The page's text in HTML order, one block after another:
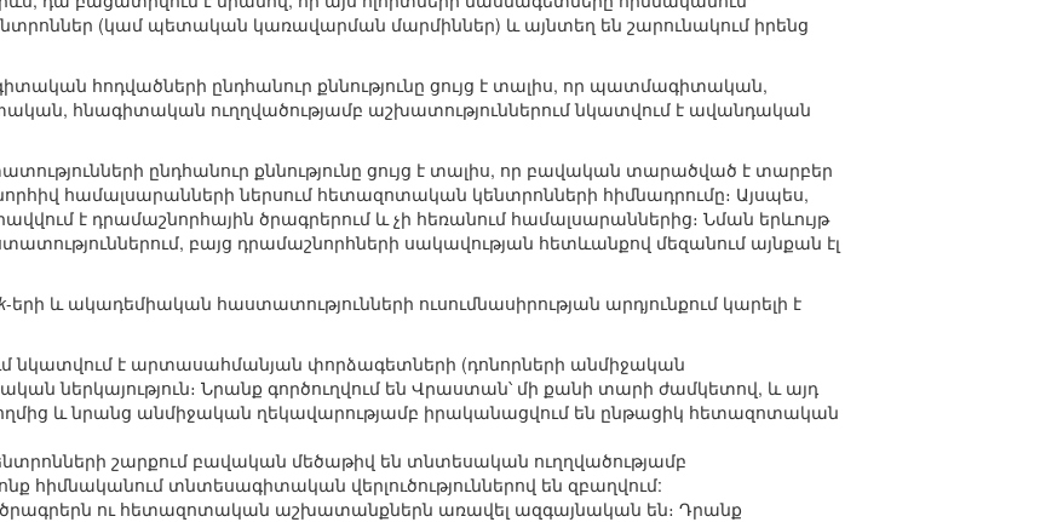
(կամ պետական կառավարման մարմիններ) և այնտեղ են շարունակում իրենց
հոդվածների ընդհանուր քննությունը ցույց է տալիս, որ պատմագիտական,
հնագիտական ուղղվածությամբ աշխատություններում նկատվում է ավանդական
ընդհանուր քննությունը ցույց է տալիս, որ բավական տարածված է տարբեր
համալսարանների ներսում հետազոտական կենտրոնների հիմնադրումը։ Այսպես,
է դրամաշնորհային ծրագրերում և չի հեռանում համալսարաններից։ Նման երևույթ
բայց դրամաշնորհների սակավության հետևանքով մեզանում այնքան էլ
-երի և ակադեմիական հաստատությունների ուսումնասիրության արդյունքում կարելի է
նկատվում է արտասահմանյան փորձագետների (դոնորների անմիջական
ներկայություն։ Նրանք գործուղվում են Վրաստան՝ մի քանի տարի ժամկետով, և այդ
և նրանց անմիջական ղեկավարությամբ իրականացվում են ընթացիկ հետազոտական
շարքում բավական մեծաթիվ են տնտեսական ուղղվածությամբ
հիմնականում տնտեսագիտական վերլուծություններով են զբաղվում:
ծրագրերն ու հետազոտական աշխատանքներն առավել ազգայնական են։ Դրանք